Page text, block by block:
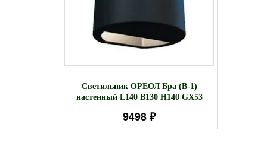
Светильник ОРЕОЛ Бра (В-1)
настенный L140 В130 Н140 GX53
9498 ₽